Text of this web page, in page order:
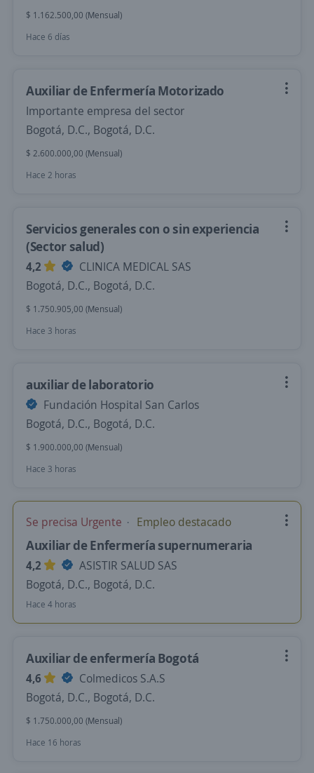
$ 1.162.500,00 (Mensual)
Hace 6 días
Auxiliar de Enfermería Motorizado
Importante empresa del sector
Bogotá, D.C., Bogotá, D.C.
$ 2.600.000,00 (Mensual)
Hace 2 horas
Servicios generales con o sin experiencia
(Sector salud)
4,2
CLINICA MEDICAL SAS
Bogotá, D.C., Bogotá, D.C.
$ 1.750.905,00 (Mensual)
Hace 3 horas
auxiliar de laboratorio
Fundación Hospital San Carlos
Bogotá, D.C., Bogotá, D.C.
$ 1.900.000,00 (Mensual)
Hace 3 horas
Se precisa Urgente Empleo destacado
Auxiliar de Enfermería supernumeraria
4,2
ASISTIR SALUD SAS
Bogotá, D.C., Bogotá, D.C.
Hace 4 horas
Auxiliar de enfermería Bogotá
4,6
Colmedicos S.A.S
Bogotá, D.C., Bogotá, D.C.
$ 1.750.000,00 (Mensual)
Hace 16 horas